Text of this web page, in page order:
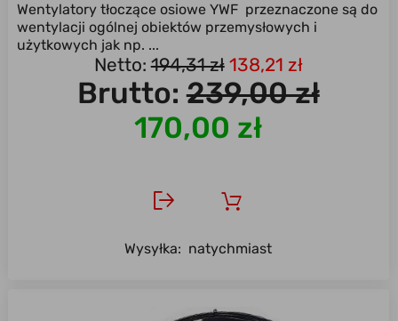
Wentylatory tłoczące osiowe YWF przeznaczone są do
wentylacji ogólnej obiektów przemysłowych i
użytkowych jak np. ...
Netto:194,31 zł 138,21 zł
Brutto:239,00 zł
170,00 zł
Wysyłka: natychmiast